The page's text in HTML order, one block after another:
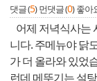
댓글 (5) 먼댓글 (0) 좋아
어제 저녁식사는
니다. 주메뉴야 닭
가 더 올라와 있었
런데 메뚜기는 설